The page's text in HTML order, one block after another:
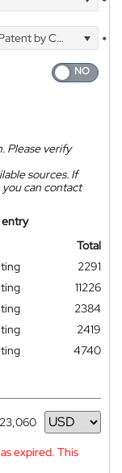
by Courier
*
Please verify
sources. If
can contact
entry
Total
2291
11226
2384
2419
4740
23,060
expired. This